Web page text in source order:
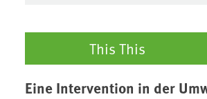
This This
Eine Intervention in der